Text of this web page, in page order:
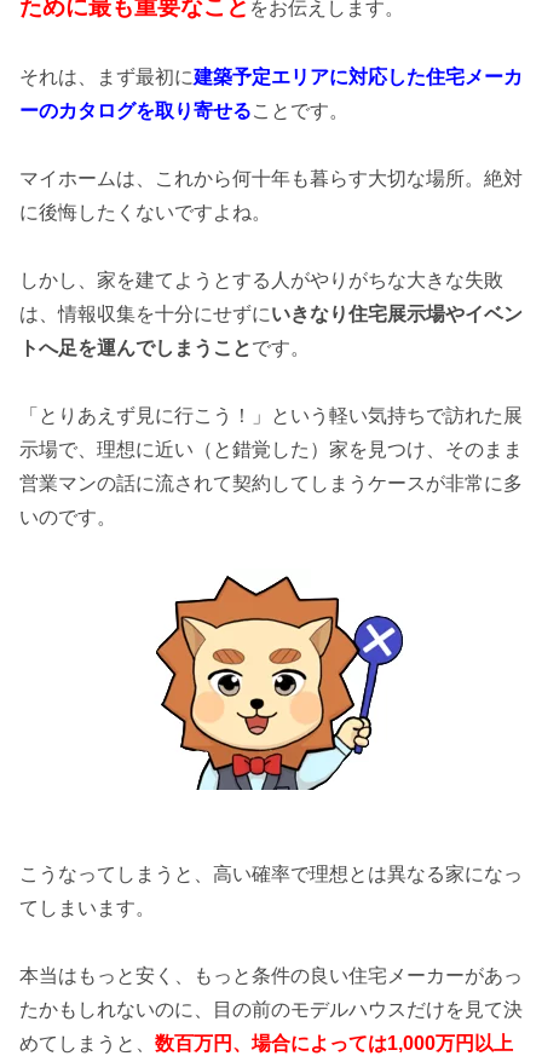
ために最も重要なこと をお伝えします。
それは、まず最初に建築予定エリアに対応した住宅メーカ
ーのカタログを取り寄せることです。
マイホームは、これから何十年も暮らす大切な場所。絶対
に後悔したくないですよね。
しかし、家を建てようとする人がやりがちな大きな失敗
は、情報収集を十分にせずにいきなり住宅展示場やイベン
トへ足を運んでしまうことです。
「とりあえず見に行こう！」という軽い気持ちで訪れた展
示場で、理想に近い（と錯覚した）家を見つけ、そのまま
営業マンの話に流されて契約してしまうケースが非常に多
いのです。
こうなってしまうと、高い確率で理想とは異なる家になっ
てしまいます。
本当はもっと安く、もっと条件の良い住宅メーカーがあっ
たかもしれないのに、目の前のモデルハウスだけを見て決
めてしまうと、 数百万円、場合によっては1,000万円以上